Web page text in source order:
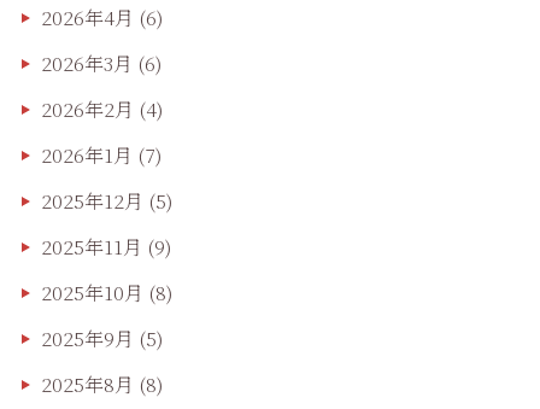
2026年4月 (6)
2026年3月 (6)
2026年2月 (4)
2026年1月 (7)
2025年12月 (5)
2025年11月 (9)
2025年10月 (8)
2025年9月 (5)
2025年8月 (8)